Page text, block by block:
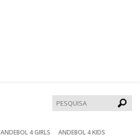
ANDEBOL 4 GIRLS
ANDEBOL 4 KIDS